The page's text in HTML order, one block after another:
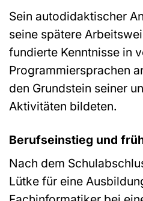
Sein autodidaktischer
seine spätere
fundierte Kenntnisse in
Programmiersprachen
den Grundstein seiner
Aktivitäten bildeten.
Berufseinstieg und
Nach dem
Lütke für eine